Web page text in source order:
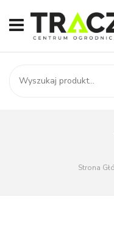
START
SKLEP
Brak
Strona